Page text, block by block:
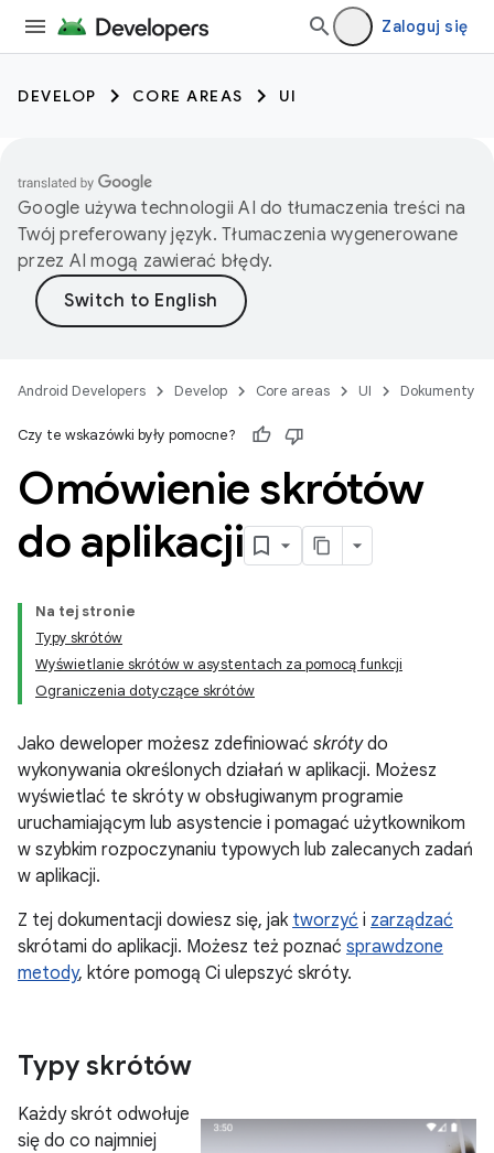
Zaloguj się
DEVELOP CORE AREAS UI
Google używa technologii AI do tłumaczenia treści na
Twój preferowany język. Tłumaczenia wygenerowane
przez AI mogą zawierać błędy.
Android Developers Develop Core areas UI Dokumenty
Czy te wskazówki były pomocne?
Omówienie skrótów
do aplikacji
Na tej stronie
Typy skrótów
Wyświetlanie skrótów w asystentach za pomocą funkcji
Ograniczenia dotyczące skrótów
Jako deweloper możesz zdefiniować skrótydo
wykonywania określonych działań w aplikacji. Możesz
wyświetlać te skróty w obsługiwanym programie
uruchamiającym lub asystencie i pomagać użytkownikom
w szybkim rozpoczynaniu typowych lub zalecanych zadań
w aplikacji.
Z tej dokumentacji dowiesz się, jak tworzyć i zarządzać
skrótami do aplikacji. Możesz też poznać sprawdzone
metody, które pomogą Ci ulepszyć skróty.
Typy skrótów
Każdy skrót odwołuje
się do co najmniej